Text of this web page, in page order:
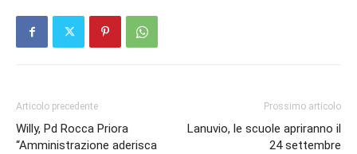
Articolo precedente
Willy, Pd Rocca Priora
“Amministrazione aderisca
Prossimo articolo
Lanuvio, le scuole apriranno il
24 settembre